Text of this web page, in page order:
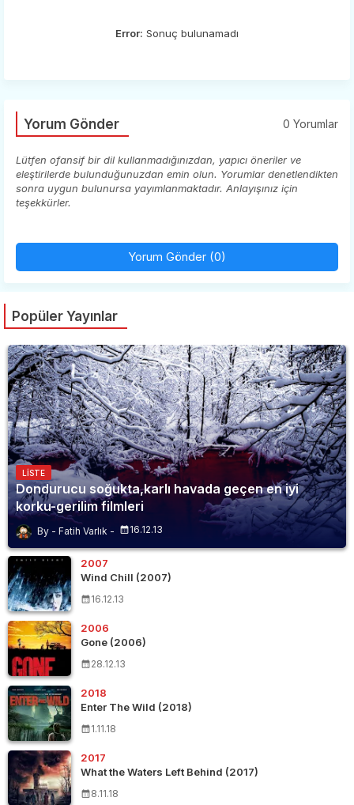
Error: Sonuç bulunamadı
Yorum Gönder 0 Yorumlar
Lütfen ofansif bir dil kullanmadığınızdan, yapıcı öneriler ve
eleştirilerde bulunduğunuzdan emin olun. Yorumlar denetlendikten
sonra uygun bulunursa yayımlanmaktadır. Anlayışınız için
teşekkürler.
Yorum Gönder (0)
Popüler Yayınlar
LISTE
Dondurucu soğukta,karlı havada geçen en iyi
korku-gerilim filmleri
Fatih Varlık 16.12.13
2007
Wind Chill (2007)
16.12.13
2006
Gone (2006)
28.12.13
2018
Enter The Wild (2018)
1.11.18
2017
What the Waters Left Behind (2017)
8.11.18